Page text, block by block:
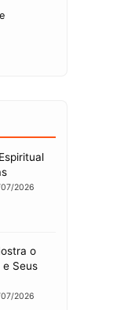
2026
o
e Seus
2026